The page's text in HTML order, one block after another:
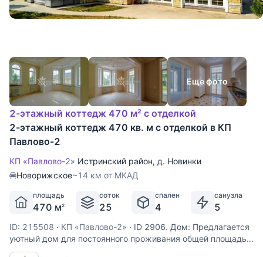
Еще фото
2-этажный коттедж 470 м² с отделкой
2-этажный коттедж 470 кв. м с отделкой в КП
Павлово-2
КП «Павлово-2» Истринский район, д. Новинки
Новорижское~14 км от МКАД
площадь
470 м2
соток
25
спален
4
санузла
5
ID: 215508 · КП «Павлово-2» · ID 2906. Дом: Предлагается
уютный дом для постоянного проживания общей площадью
470 кв м на участке 25 соток, с отдельно построенным